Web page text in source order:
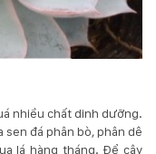
nhiều chất dinh dưỡng.
đá phân bò, phân dê
lá hàng tháng. Để cây